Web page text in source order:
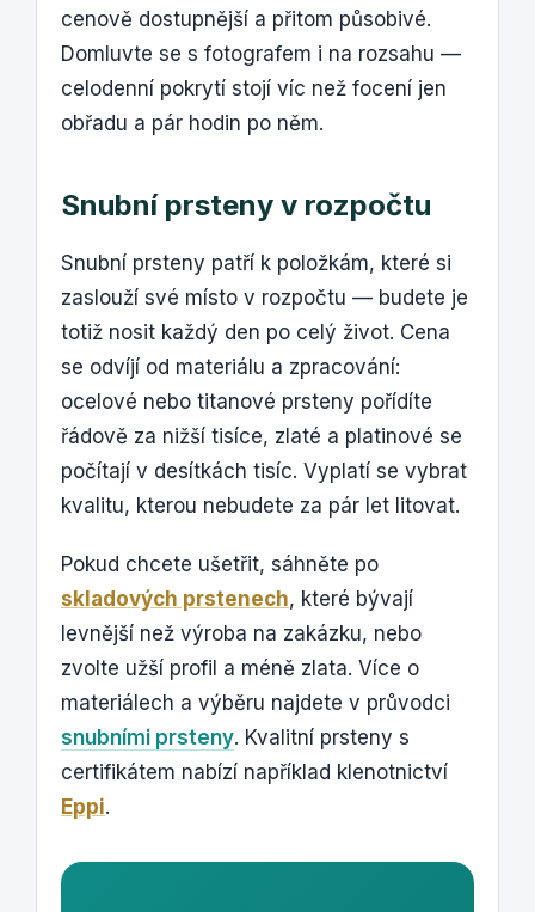
cenově dostupnější a přitom působivé.
Domluvte se s fotografem i na rozsahu —
celodenní pokrytí stojí víc než focení jen
obřadu a pár hodin po něm.
Snubní prsteny v rozpočtu
Snubní prsteny patří k položkám, které si
zaslouží své místo v rozpočtu — budete je
totiž nosit každý den po celý život. Cena
se odvíjí od materiálu a zpracování:
ocelové nebo titanové prsteny pořídíte
řádově za nižší tisíce, zlaté a platinové se
počítají v desítkách tisíc. Vyplatí se vybrat
kvalitu, kterou nebudete za pár let litovat.
Pokud chcete ušetřit, sáhněte po
skladových prstenech, které bývají
levnější než výroba na zakázku, nebo
zvolte užší profil a méně zlata. Více o
materiálech a výběru najdete v průvodci
snubními prsteny. Kvalitní prsteny s
certifikátem nabízí například klenotnictví
Eppi.